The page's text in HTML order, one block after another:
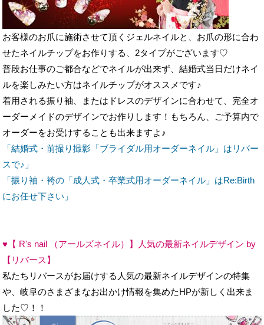
せたネイルチップをお作りする、2タイプがございます♡
普段お仕事のご都合などでネイルが出来ず、結婚式当日だけネイ
ルを楽しみたい方はネイルチップがオススメです♪
着用される振り袖、またはドレスのデザインに合わせて、完全オ
ーダーメイドのデザインでお作りします！もちろん、ご予算内で
オーダーをお受けすることも出来ますよ♪
「結婚式・前撮り撮影「ブライダル用オーダーネイル」はリバー
スで♪」
「振り袖・袴の「成人式・卒業式用オーダーネイル」はRe:Birth
にお任せ下さい」
♥【 R's nail （アールズネイル）】人気の最新ネイルデザイン by
や、岐阜のさまざまなお出かけ情報を集めたHPが新しく出来ま
した♡！！